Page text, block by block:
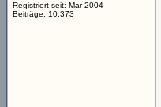
Registriert seit: Mar 2004
Beiträge: 10.373